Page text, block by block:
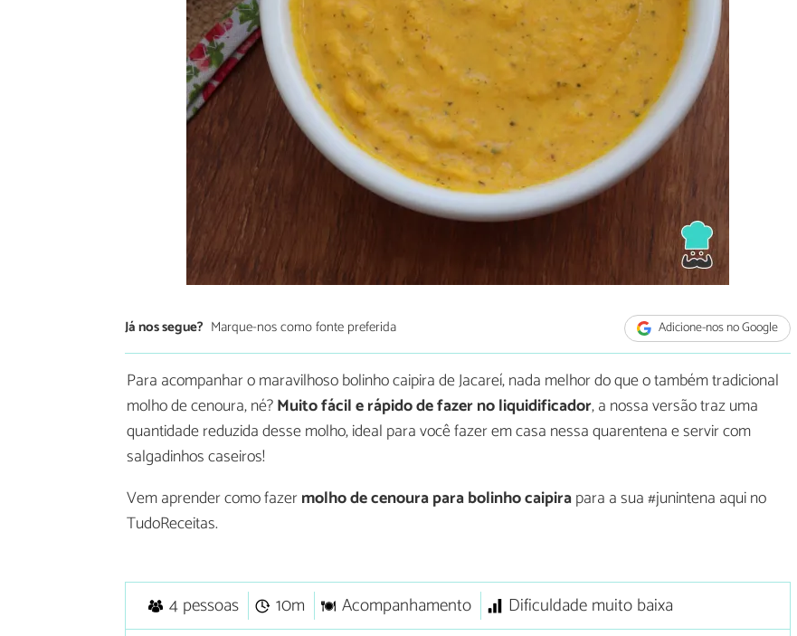
Já nos segue? Marque-nos como fonte preferida Adicione-nos no Google
Para acompanhar o maravilhoso bolinho caipira de Jacareí, nada melhor do que o também tradicional
molho de cenoura, né?Muito fácil e rápido de fazer no liquidificador, a nossa versão traz uma
quantidade reduzida desse molho, ideal para você fazer em casa nessa quarentena e servir com
salgadinhos caseiros!
Vem aprender como fazermolho de cenoura para bolinho caipirapara a sua #junintena aqui no
TudoReceitas.
4 pessoas 10m Acompanhamento
Dificuldade muito baixa